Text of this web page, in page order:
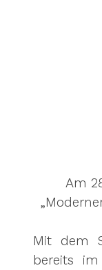
Am
Mit dem
bereits